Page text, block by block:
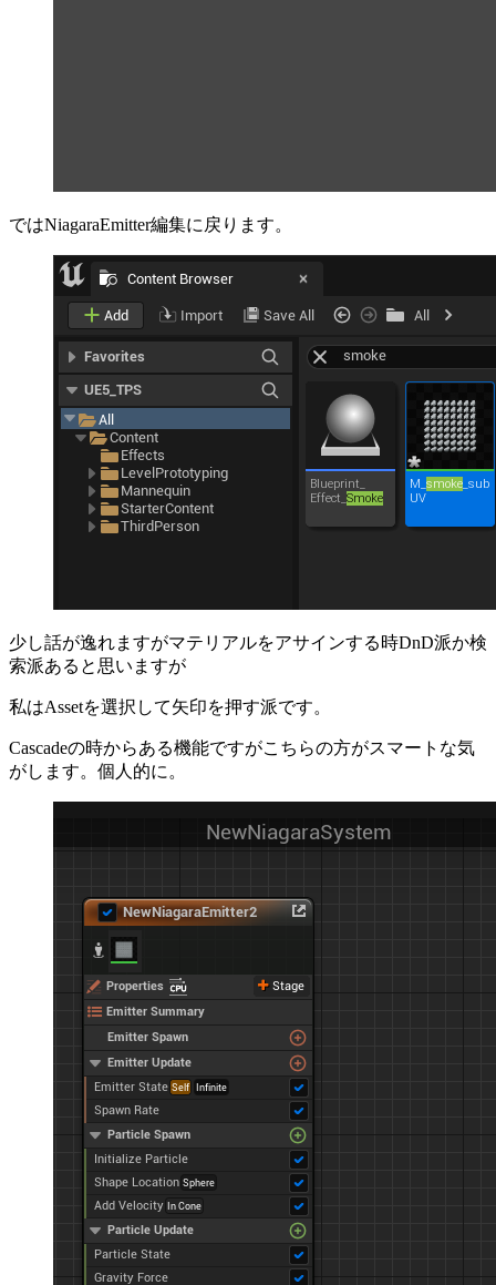
ではNiagaraEmitter編集に戻ります。
少し話が逸れますがマテリアルをアサインする時DnD派か検
索派あると思いますが
私はAssetを選択して矢印を押す派です。
Cascadeの時からある機能ですがこちらの方がスマートな気
がします。個人的に。